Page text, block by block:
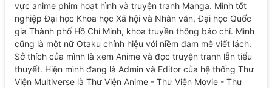
vực anime phim hoạt hình và truyện tranh Manga. Mình tốt
nghiệp Đại học Khoa học Xã hội và Nhân văn, Đại học Quốc
gia Thành phố Hồ Chí Minh, khoa truyền thông báo chí. Mình
cũng là một nữ Otaku chính hiệu với niềm đam mê viết lách.
Sở thích của mình là xem Anime và đọc truyện tranh lẫn tiểu
thuyết. Hiện mình đang là Admin và Editor của hệ thống Thư
Viện Multiverse là Thư Viện Anime - Thư Viện Movie - Thư